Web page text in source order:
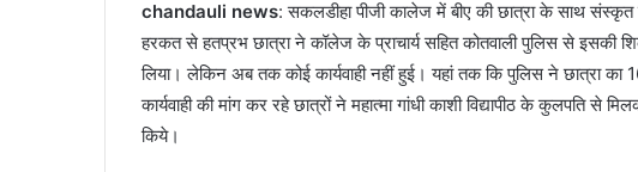
chandauli news: सकलडीहा पीजी कालेज में बीए की छात्रा के साथ
हरकत से हतप्रभ छात्रा ने कॉलेज के प्राचार्य सहित कोतवाली पुलिस से इसकी
लिया। लेकिन अब तक कोई कार्यवाही नहीं हुई। यहां तक कि पुलिस ने छात्रा
कार्यवाही की मांग कर रहे छात्रों ने महात्मा गांधी काशी विद्यापीठ के कुलपति से
किये।